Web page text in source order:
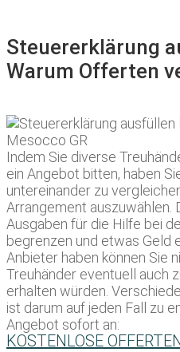
Steuererklärung
Warum Offerten
Indem Sie diverse
ein Angebot bitten, haben
untereinander zu
Arrangement auszuwählen.
Ausgaben für die Hilfe bei
begrenzen und etwas Geld
Anbieter haben können Sie
Treuhänder eventuell auch
erhalten würden.
ist darum auf jeden Fall zu
Angebot sofort an:
KOSTENLOSE